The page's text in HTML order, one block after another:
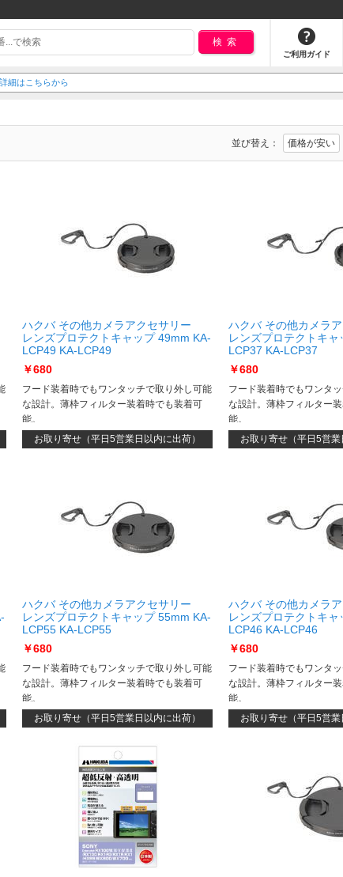
検索
ご利用ガイド
置・取付についてを詳しくご説明いたします！！
並び替え：
ハクバ その他カメラアクセサリー
レンズプロテクトキャップ 49mm KA-
LCP49 KA-LCP49
￥680
フード装着時でもワンタッチで取り外し可能
な設計。薄枠フィルター装着時でも装着可
能。
お取り寄せ（平日5営業日以内に出荷）
ハクバ その他カメラ
レンズプロテクトキ
LCP37 KA-LCP37
￥680
フード装着時でもワンタ
な設計。薄枠フィルター
能。
お取り寄せ（平日5営業
ハクバ その他カメラアクセサリー
レンズプロテクトキャップ 55mm KA-
LCP55 KA-LCP55
￥680
フード装着時でもワンタッチで取り外し可能
な設計。薄枠フィルター装着時でも装着可
能。
お取り寄せ（平日5営業日以内に出荷）
ハクバ その他カメラ
レンズプロテクトキ
LCP46 KA-LCP46
￥680
フード装着時でもワンタ
な設計。薄枠フィルター
能。
お取り寄せ（平日5営業